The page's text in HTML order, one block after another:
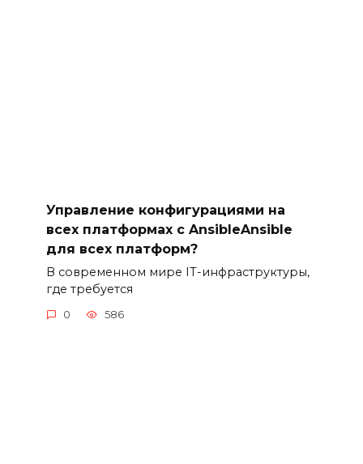
Управление конфигурациями на
всех платформах с AnsibleAnsible
для всех платформ?
В современном мире IT-инфраструктуры,
где требуется
0 586